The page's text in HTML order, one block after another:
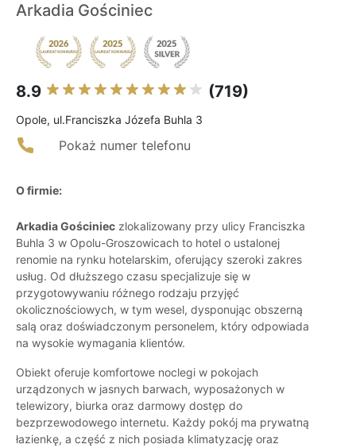
Arkadia Gościniec
8.9 (719)
Opole, ul.Franciszka Józefa Buhla 3
Pokaż numer telefonu
O firmie:
Arkadia Gościniec zlokalizowany przy ulicy Franciszka
Buhla 3 w Opolu-Groszowicach to hotel o ustalonej
renomie na rynku hotelarskim, oferujący szeroki zakres
usług. Od dłuższego czasu specjalizuje się w
przygotowywaniu różnego rodzaju przyjęć
okolicznościowych, w tym wesel, dysponując obszerną
salą oraz doświadczonym personelem, który odpowiada
na wysokie wymagania klientów.
Obiekt oferuje komfortowe noclegi w pokojach
urządzonych w jasnych barwach, wyposażonych w
telewizory, biurka oraz darmowy dostęp do
bezprzewodowego internetu. Każdy pokój ma prywatną
łazienkę, a część z nich posiada klimatyzację oraz